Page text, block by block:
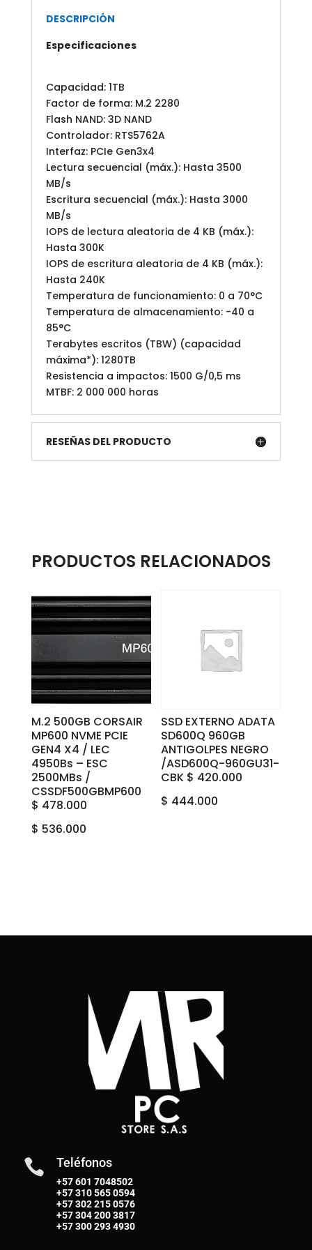
DESCRIPCIÓN
Especificaciones
Capacidad: 1TB
Factor de forma: M.2 2280
Flash NAND: 3D NAND
Controlador: RTS5762A
Interfaz: PCIe Gen3x4
Lectura secuencial (máx.): Hasta 3500
MB/s
Escritura secuencial (máx.): Hasta 3000
MB/s
IOPS de lectura aleatoria de 4 KB (máx.):
Hasta 300K
IOPS de escritura aleatoria de 4 KB (máx.):
Hasta 240K
Temperatura de funcionamiento: 0 a 70°C
Temperatura de almacenamiento: -40 a
85°C
Terabytes escritos (TBW) (capacidad
máxima*): 1280TB
Resistencia a impactos: 1500 G/0,5 ms
MTBF: 2 000 000 horas
RESEÑAS DEL PRODUCTO
PRODUCTOS RELACIONADOS
M.2 500GB CORSAIR
MP600 NVME PCIE
GEN4 X4 / LEC
4950Bs – ESC
2500MBs /
CSSDF500GBMP600
$ 478.000
$ 536.000
SSD EXTERNO ADATA
SD600Q 960GB
ANTIGOLPES NEGRO
/ASD600Q-960GU31-
CBK $ 420.000
$ 444.000
 Teléfonos
+57 601 7048502
+57310 565 0594
+57302 215 0576
+57304 200 3817
+57300 293 4930